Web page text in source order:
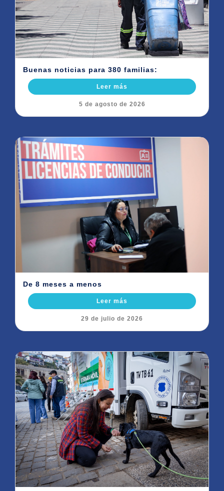
Buenas noticias para 380 familias:
Leer más
5 de agosto de 2026
De 8 meses a menos
Leer más
29 de julio de 2026